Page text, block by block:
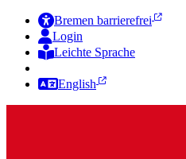
Bremen barrierefrei
Login
Leichte Sprache
English